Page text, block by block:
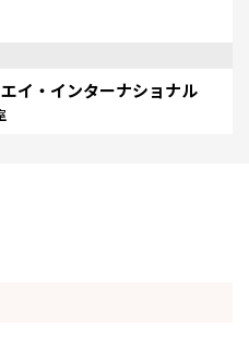
イ・インターナショナル